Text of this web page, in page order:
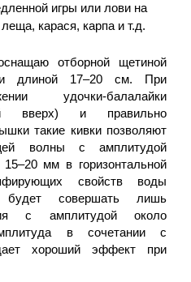
игры или лови на
карася, карпа и т.д.
отборной щетиной
длиной 17–20 см. При
удочки-балалайки
вверх) и правильно
такие кивки позволяют
волны с амплитудой
15–20 мм в горизонтальной
свойств воды
совершать лишь
с амплитудой около
в сочетании с
хороший эффект при